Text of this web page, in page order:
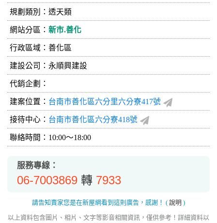
規劃類別：透天類
網站分區： 新市.善化
行政區域：善化區
建設公司： 永順興建設
代銷企劃：
建案位置： 台南市善化區六分里六分寮417號
接待中心： 台南市善化區六分寮418號
聯絡時間：10:00～18:00
服務專線：
06-7003869 轉 7933
請告知賣家您是在新屋網看到這則廣告，感謝！ ( 說明 )
以上資料包含圖片、相片、文字等影音相關資訊，僅供參考！詳細資料以